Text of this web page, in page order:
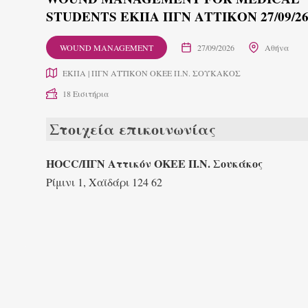
STUDENTS ΕΚΠΑ ΠΓΝ ΑΤΤΙΚΟΝ 27/09/26
WOUND MANAGEMENT 27/09/2026 Αθήνα
ΕΚΠΑ | ΠΓΝ ΑΤΤΙΚΟΝ ΟΚΕΕ Π.Ν. ΣΟΥΚΑΚΟΣ
18 Εισιτήρια
Στοιχεία επικοινωνίας
HOCC/ΠΓΝ Αττικόν ΟΚΕΕ Π.Ν. Σουκάκος
Ρίμινι 1, Χαϊδάρι 124 62